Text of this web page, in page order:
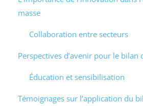
masse
Collaboration entre secteurs
Perspectives d’avenir pour le bilan
Éducation et sensibilisation
Témoignages sur l’application du